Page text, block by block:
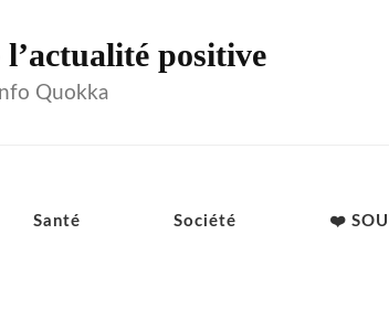
positive
Quokka
Santé Société ❤️